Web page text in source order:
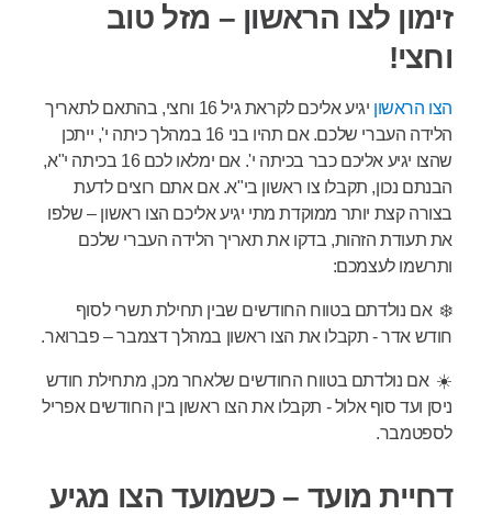
זימון לצו הראשון – מזל טוב
וחצי!
הצו הראשון
יגיע אליכם לקראת גיל 16 וחצי, בהתאם לתאריך
הלידה העברי שלכם. אם תהיו בני 16 במהלך כיתה י', ייתכן
שהצו יגיע אליכם כבר בכיתה י'. אם ימלאו לכם 16 בכיתה י"א,
הבנתם נכון, תקבלו צו ראשון בי"א. אם אתם רוצים לדעת
בצורה קצת יותר ממוקדת מתי יגיע אליכם הצו ראשון – שלפו
את תעודת הזהות, בדקו את תאריך הלידה העברי שלכם
ותרשמו לעצמכם:
❄️ אם נולדתם בטווח החודשים שבין תחילת תשרי לסוף
חודש אדר - תקבלו את הצו ראשון במהלך דצמבר – פברואר.
☀️ אם נולדתם בטווח החודשים שלאחר מכן, מתחילת חודש
ניסן ועד סוף אלול - תקבלו את הצו ראשון בין החודשים אפריל
לספטמבר.
דחיית מועד – כשמועד הצו מגיע